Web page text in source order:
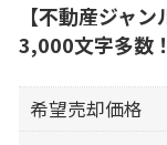
【不動産ジャ
3,000文字多数！
希望売却価格